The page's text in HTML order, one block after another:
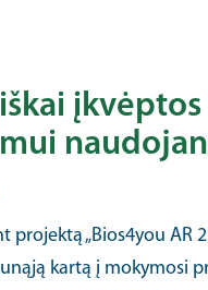
projektą „Bios4you AR
kartą į mokymosi